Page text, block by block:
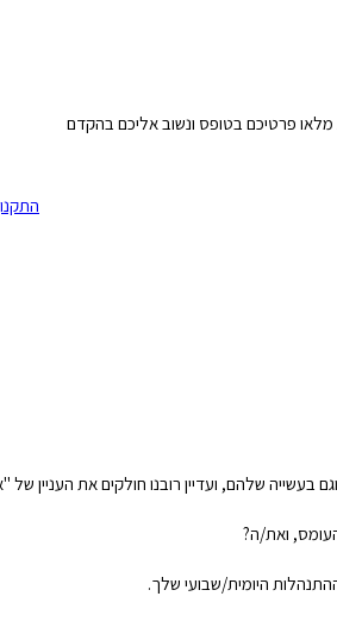
פרטיכם בטופס ונשוב אליכם בהקדם
בעשייה שלהם, ועדיין רובנו חולקים את
ואת/ה?
היומית/שבועי שלך.